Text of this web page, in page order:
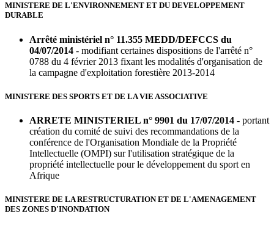
MINISTERE DE L'ENVIRONNEMENT ET DU DEVELOPPEMENT
DURABLE
Arrêté ministériel n° 11.355 MEDD/DEFCCS du
04/07/2014 - modifiant certaines dispositions de l'arrêté n°
0788 du 4 février 2013 fixant les modalités d'organisation de
la campagne d'exploitation forestière 2013-2014
MINISTERE DES SPORTS ET DE LA VIE ASSOCIATIVE
ARRETE MINISTERIEL n° 9901 du 17/07/2014 - portant
création du comité de suivi des recommandations de la
conférence de l'Organisation Mondiale de la Propriété
Intellectuelle (OMPI) sur l'utilisation stratégique de la
propriété intellectuelle pour le développement du sport en
Afrique
MINISTERE DE LA RESTRUCTURATION ET DE L'AMENAGEMENT
DES ZONES D'INONDATION